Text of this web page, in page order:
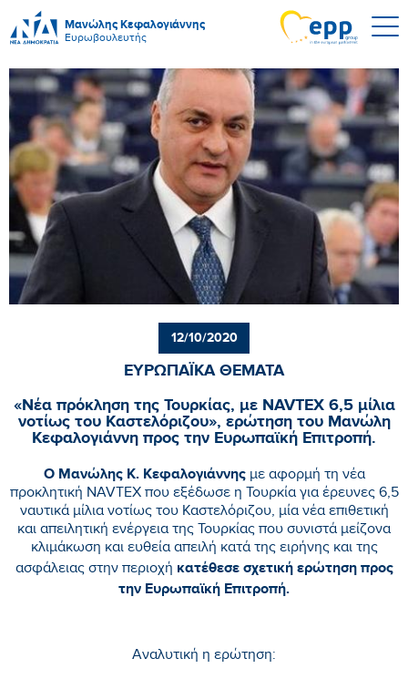
Μανώλης Κεφαλογιάννης
Ευρωβουλευτής
12/10/2020
ΕΥΡΩΠΑΪΚΑ ΘΕΜΑΤΑ
«Νέα πρόκληση της Τουρκίας, με NAVTEX 6,5 μίλια
νοτίως του Καστελόριζου», ερώτηση του Μανώλη
Κεφαλογιάννη προς την Ευρωπαϊκή Επιτροπή.
Ο Μανώλης Κ. Κεφαλογιάννηςμε αφορμή τη νέα
προκλητική NAVTEX που εξέδωσε η Τουρκία για έρευνες 6,5
ναυτικά μίλια νοτίως του Καστελόριζου, μία νέα επιθετική
και απειλητική ενέργεια της Τουρκίας που συνιστά μείζονα
κλιμάκωση και ευθεία απειλή κατά της ειρήνης και της
ασφάλειας στην περιοχή κατέθεσε σχετική ερώτηση προς
την Ευρωπαϊκή Επιτροπή.
Αναλυτική η ερώτηση: